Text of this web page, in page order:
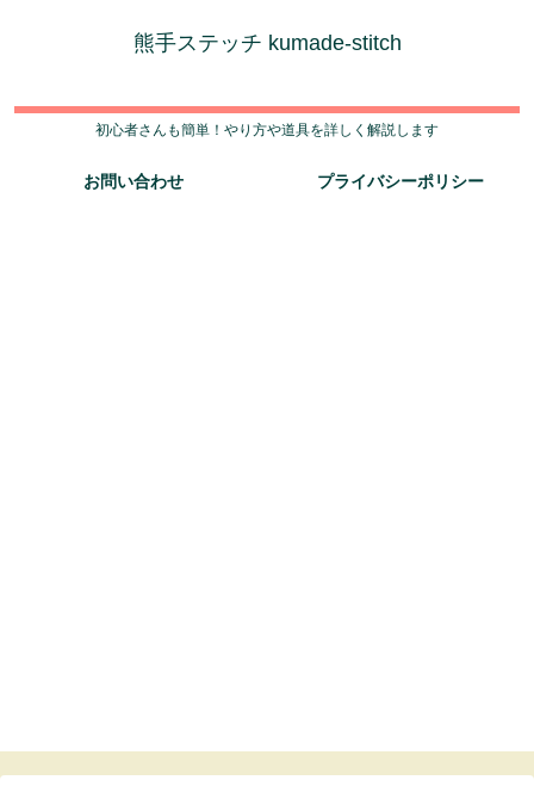
熊手ステッチ kumade-stitch
初心者さんも簡単！やり方や道具を詳しく解説します
お問い合わせ プライバシーポリシー